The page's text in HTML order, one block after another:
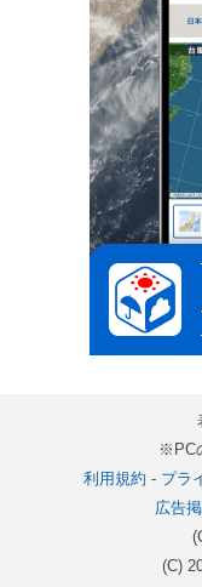
※PC
利用規約 - プラ
広告
(C)